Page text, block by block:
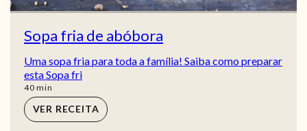
Sopa fria de abóbora
Uma sopa fria para toda a família! Saiba como preparar
esta Sopa fri
40min
min
VER RECEITA